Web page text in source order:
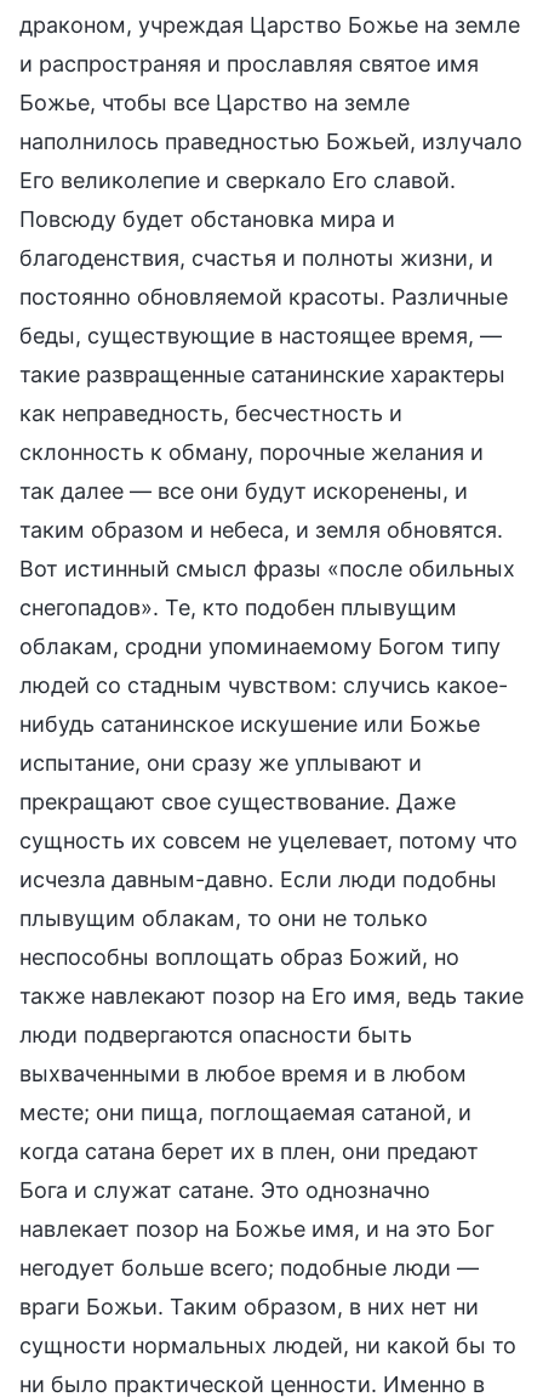
драконом, учреждая Царство Божье на земле
и распространяя и прославляя святое имя
Божье, чтобы все Царство на земле
наполнилось праведностью Божьей, излучало
Его великолепие и сверкало Его славой.
Повсюду будет обстановка мира и
благоденствия, счастья и полноты жизни, и
постоянно обновляемой красоты. Различные
беды, существующие в настоящее время, —
такие развращенные сатанинские характеры
как неправедность, бесчестность и
склонность к обману, порочные желания и
так далее — все они будут искоренены, и
таким образом и небеса, и земля обновятся.
Вот истинный смысл фразы «после обильных
снегопадов». Те, кто подобен плывущим
облакам, сродни упоминаемому Богом типу
людей со стадным чувством: случись какое-
нибудь сатанинское искушение или Божье
испытание, они сразу же уплывают и
прекращают свое существование. Даже
сущность их совсем не уцелевает, потому что
исчезла давным-давно. Если люди подобны
плывущим облакам, то они не только
неспособны воплощать образ Божий, но
также навлекают позор на Его имя, ведь такие
люди подвергаются опасности быть
выхваченными в любое время и в любом
месте; они пища, поглощаемая сатаной, и
когда сатана берет их в плен, они предают
Бога и служат сатане. Это однозначно
навлекает позор на Божье имя, и на это Бог
негодует больше всего; подобные люди —
враги Божьи. Таким образом, в них нет ни
сущности нормальных людей, ни какой бы то
ни было практической ценности. Именно в